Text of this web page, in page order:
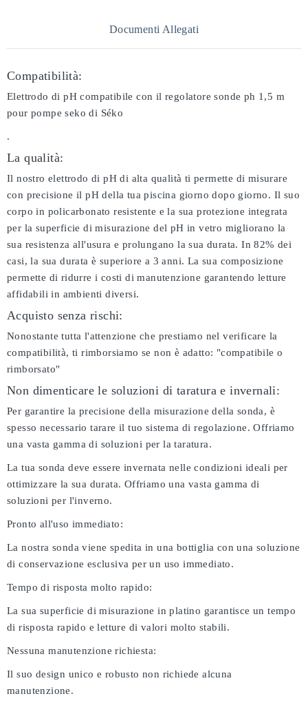
Documenti Allegati
Compatibilità:
Elettrodo di pH compatibile con il regolatore sonde ph 1,5 m
pour pompe seko di Séko
.
La qualità:
Il nostro elettrodo di pH di alta qualità ti permette di misurare
con precisione il pH della tua piscina giorno dopo giorno. Il suo
corpo in policarbonato resistente e la sua protezione integrata
per la superficie di misurazione del pH in vetro migliorano la
sua resistenza all'usura e prolungano la sua durata. In 82% dei
casi, la sua durata è superiore a 3 anni. La sua composizione
permette di ridurre i costi di manutenzione garantendo letture
affidabili in ambienti diversi.
Acquisto senza rischi:
Nonostante tutta l'attenzione che prestiamo nel verificare la
compatibilità, ti rimborsiamo se non è adatto: "compatibile o
rimborsato"
Non dimenticare le soluzioni di taratura e invernali:
Per garantire la precisione della misurazione della sonda, è
spesso necessario tarare il tuo sistema di regolazione. Offriamo
una vasta gamma di soluzioni per la taratura.
La tua sonda deve essere invernata nelle condizioni ideali per
ottimizzare la sua durata. Offriamo una vasta gamma di
soluzioni per l'inverno.
Pronto all'uso immediato:
La nostra sonda viene spedita in una bottiglia con una soluzione
di conservazione esclusiva per un uso immediato.
Tempo di risposta molto rapido:
La sua superficie di misurazione in platino garantisce un tempo
di risposta rapido e letture di valori molto stabili.
Nessuna manutenzione richiesta:
Il suo design unico e robusto non richiede alcuna
manutenzione.